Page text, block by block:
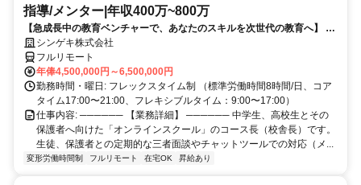
指導/メンター|年収400万~800万
【急成長中の教育ベンチャーで、あなたのスキルを次世代の教育へ】 現
在、事業拡大に伴い、コースをとりまとめるコース長（校舎長）を募集
しています。「教育」のプロとして、場所に縛られない新しい働き方を
始めませんか？
シンゲキ株式会社
フルリモート
年俸4,500,000円～6,500,000円
勤務時間・曜日: フレックスタイム制 （標準労働時間8時間/日、コア
タイム17:00〜21:00、フレキシブルタイム：9:00〜17:00）
仕事内容: ────── 【業務詳細】 ────── 中学生、高校生とその
保護者へ向けた「オンラインスクール」のコース長（校舎長）です。
生徒、保護者との定期的な三者面談やチャットツールでの対応（メ...
変形労働時間制 フルリモート 在宅OK 昇給あり